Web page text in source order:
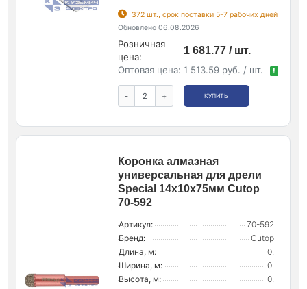
372 шт., срок поставки 5-7 рабочих дней
Обновлено 06.08.2026
Розничная
цена:
1 681.77 / шт.
Оптовая цена: 1 513.59 руб. / шт. !
- + КУПИТЬ
Коронка алмазная
универсальная для дрели
Special 14х10х75мм Cutop
70-592
Артикул:
70-592
Бренд:
Cutop
Длина, м:
0.
Ширина, м:
0.
Высота, м:
0.